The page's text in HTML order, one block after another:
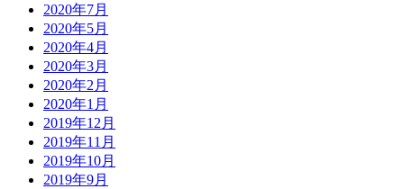
2020年7月
2020年5月
2020年4月
2020年3月
2020年2月
2020年1月
2019年12月
2019年11月
2019年10月
2019年9月